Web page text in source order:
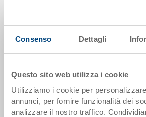
Consenso Dettagli
Questo sito web utilizza i cookie
Utilizziamo i cookie per
annunci, per fornire funzionalità dei
analizzare il nostro traffico.
Il prodotto non può essere ordinato
da 1 pezzi